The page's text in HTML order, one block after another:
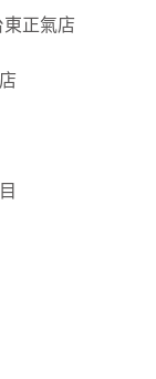
東正氣店